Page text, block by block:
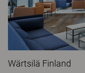
Wärtsilä Finland